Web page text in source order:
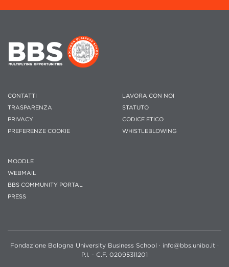
CONTATTI
TRASPARENZA
PRIVACY
PREFERENZE COOKIE
LAVORA CON NOI
STATUTO
CODICE ETICO
WHISTLEBLOWING
MOODLE
WEBMAIL
BBS COMMUNITY PORTAL
PRESS
Fondazione Bologna University Business School · info@bbs.unibo.it ·
P.I. - C.F. 02095311201